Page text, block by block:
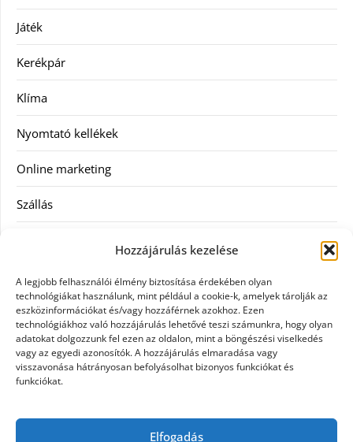
Hozzájárulás kezelése
A legjobb felhasználói élmény biztosítása érdekében olyan
technológiákat használunk, mint például a cookie-k, amelyek tárolják az
eszközinformációkat és/vagy hozzáférnek azokhoz. Ezen
technológiákhoz való hozzájárulás lehetővé teszi számunkra, hogy olyan
adatokat dolgozzunk fel ezen az oldalon, mint a böngészési viselkedés
vagy az egyedi azonosítók. A hozzájárulás elmaradása vagy
visszavonása hátrányosan befolyásolhat bizonyos funkciókat és
funkciókat.
Elfogadás
Játék
Kerékpár
Klíma
Nyomtató kellékek
Online marketing
Szállás
Szellőztető
Szolgáltatás
Táskák
Utazás
Vásárlás